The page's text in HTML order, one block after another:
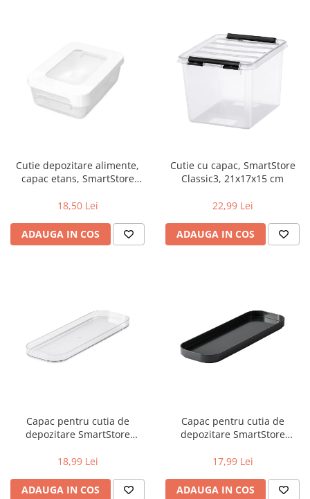
Cutie depozitare alimente,
capac etans, SmartStore
fara BPA, transparenta, 0.3L
18,50 Lei
ADAUGA IN COS
Cutie cu capac, SmartStore
Classic3, 21x17x15 cm
22,99 Lei
ADAUGA IN COS
Capac pentru cutia de
depozitare SmartStore
28.9x9.8x1.9 cm
18,99 Lei
ADAUGA IN COS
Capac pentru cutia de
depozitare SmartStore
28.9x9.8x1.9 cm
17,99 Lei
ADAUGA IN COS